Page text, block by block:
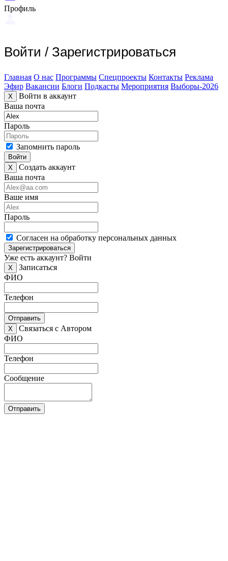
Профиль
Войти / Зарегистрироваться
Главная О нас Программы Спецпроекты Контакты Реклама
Эфир Вакансии Блоги Подкасты Мероприятия Выборы-2026
X
Войти в аккаунт
Ваша почта
Пароль
Запомнить пароль
Войти
X
Создать аккаунт
Ваша почта
Ваше имя
Пароль
Согласен на обработку персональных данных
Зарегистрироваться
Уже есть аккаунт? Войти
X
Записаться
ФИО
Телефон
Отправить
X
Связаться с Автором
ФИО
Телефон
Сообщение
Отправить